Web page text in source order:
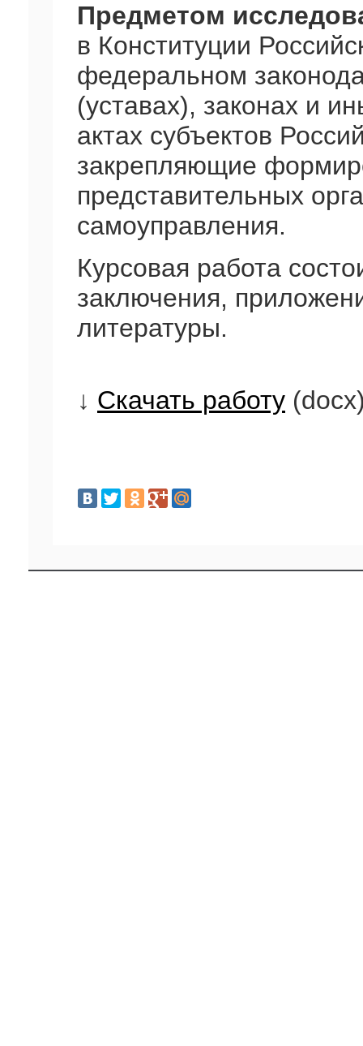
Предметом
в Конституции
федеральном
(уставах), законах и
актах субъектов
закрепляющие
представительных
самоуправления.
Курсовая работа
заключения,
литературы.
↓ Скачать работу